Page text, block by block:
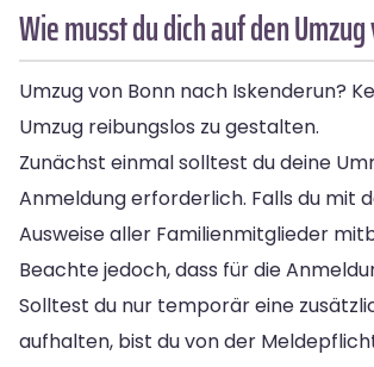
Wie musst du dich auf den
Umzug von Bonn nach Iskenderun?
Umzug reibungslos zu gestalten.
Zunächst einmal solltest du deine
Anmeldung erforderlich. Falls du mit
Ausweise aller Familienmitglieder
Beachte jedoch, dass für die
Solltest du nur temporär eine
aufhalten, bist du von der